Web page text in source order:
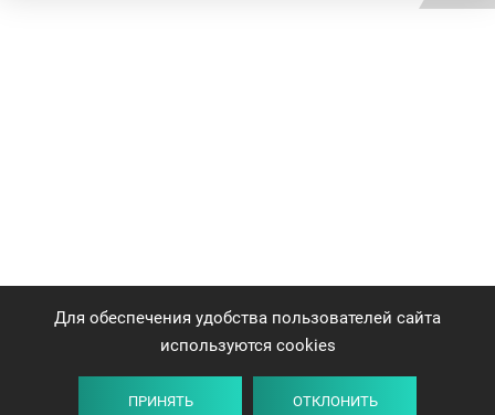
Для обеспечения удобства пользователей сайта
используются cookies
ПРИНЯТЬ ОТКЛОНИТЬ